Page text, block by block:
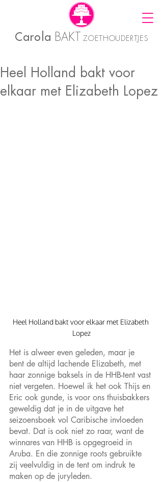
Carola BAKT ZOETHOUDERTJES
Heel Holland bakt voor
elkaar met Elizabeth Lopez
Heel Holland bakt voor elkaar met Elizabeth
Lopez
Het is alweer even geleden, maar je
bent de altijd lachende Elizabeth, met
haar zonnige baksels in de HHB-tent vast
niet vergeten. Hoewel ik het ook Thijs en
Eric ook gunde, is voor ons thuisbakkers
geweldig dat je in de uitgave het
seizoensboek vol Caribische invloeden
bevat. Dat is ook niet zo raar, want de
winnares van HHB is opgegroeid in
Aruba. En die zonnige roots gebruikte
zij veelvuldig in de tent om indruk te
maken op de juryleden.